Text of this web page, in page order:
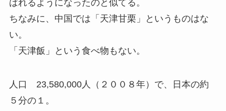
ばれるようになったのと似てる。
ちなみに、中国では「天津甘栗」というものはな
い。
「天津飯」という食べ物もない。
人口 23,580,000人（２００８年）で、日本の約
５分の１。